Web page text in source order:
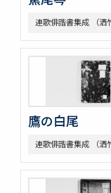
連歌俳諧書集成 （洒
鷹の白尾
連歌俳諧書集成 （洒